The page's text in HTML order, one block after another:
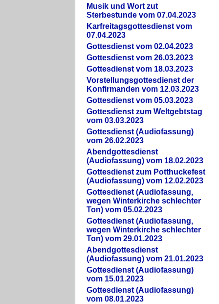
Musik und Wort zut
Sterbestunde vom 07.04.2023
Karfreitagsgottesdienst vom
07.04.2023
Gottesdienst vom 02.04.2023
Gottesdienst vom 26.03.2023
Gottesdienst vom 18.03.2023
Vorstellungsgottesdienst der
Konfirmanden vom 12.03.2023
Gottesdienst vom 05.03.2023
Gottesdienst zum Weltgebtstag
vom 03.03.2023
Gottesdienst (Audiofassung)
vom 26.02.2023
Abendgottesdienst
(Audiofassung) vom 18.02.2023
Gottesdienst zum Potthuckefest
(Audiofassung) vom 12.02.2023
Gottesdienst (Audiofassung,
wegen Winterkirche schlechter
Ton) vom 05.02.2023
Gottesdienst (Audiofassung,
wegen Winterkirche schlechter
Ton) vom 29.01.2023
Abendgottesdienst
(Audiofassung) vom 21.01.2023
Gottesdienst (Audiofassung)
vom 15.01.2023
Gottesdienst (Audiofassung)
vom 08.01.2023